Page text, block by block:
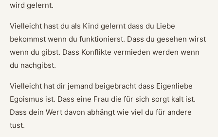
wird gelernt.
Vielleicht hast du als Kind gelernt dass du Liebe
bekommst wenn du funktionierst. Dass du gesehen wirst
wenn du gibst. Dass Konflikte vermieden werden wenn
du nachgibst.
Vielleicht hat dir jemand beigebracht dass Eigenliebe
Egoismus ist. Dass eine Frau die für sich sorgt kalt ist.
Dass dein Wert davon abhängt wie viel du für andere
tust.